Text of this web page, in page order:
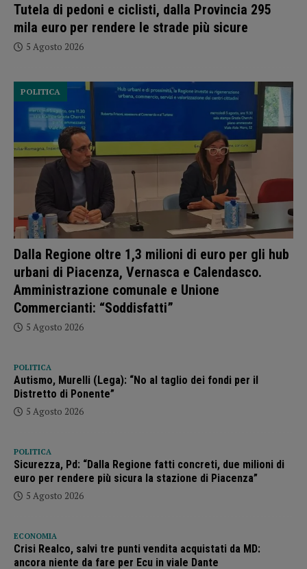
Tutela di pedoni e ciclisti, dalla Provincia 295
mila euro per rendere le strade più sicure
5 Agosto 2026
Dalla Regione oltre 1,3 milioni di euro per gli hub
urbani di Piacenza, Vernasca e Calendasco.
Amministrazione comunale e Unione
Commercianti: “Soddisfatti”
POLITICA
5 Agosto 2026
POLITICA
Autismo, Murelli (Lega): “No al taglio dei fondi per il
Distretto di Ponente”
5 Agosto 2026
POLITICA
Sicurezza, Pd: “Dalla Regione fatti concreti, due milioni di
euro per rendere più sicura la stazione di Piacenza”
5 Agosto 2026
ECONOMIA
Crisi Realco, salvi tre punti vendita acquistati da MD:
ancora niente da fare per Ecu in viale Dante